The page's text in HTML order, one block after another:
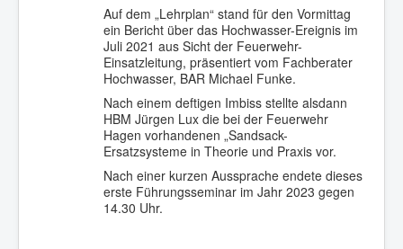
Auf dem „Lehrplan“ stand für den Vormittag
ein Bericht über das Hochwasser-Ereignis im
Juli 2021 aus Sicht der Feuerwehr-
Einsatzleitung, präsentiert vom Fachberater
Hochwasser, BAR Michael Funke.
Nach einem deftigen Imbiss stellte alsdann
HBM Jürgen Lux die bei der Feuerwehr
Hagen vorhandenen „Sandsack-
Ersatzsysteme in Theorie und Praxis vor.
Nach einer kurzen Aussprache endete dieses
erste Führungsseminar im Jahr 2023 gegen
14.30 Uhr.